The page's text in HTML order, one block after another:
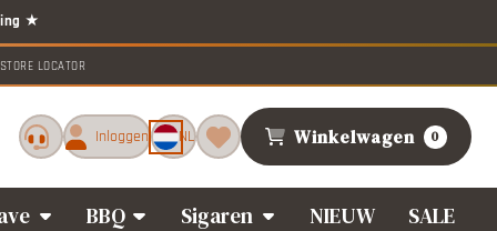
STORE LOCATOR
Inloggen NL Winkelwagen 0
BBQ Sigaren NIEUW SALE